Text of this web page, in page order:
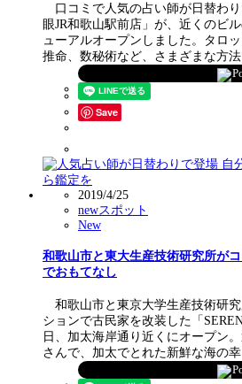
口コミで人気の占い師が日替わ
眼JR和歌山駅前店」が、近くのビ
ューアルオープンしました。タロ
推命、数秘術など、さまざまな方
Save
2019/4/25
newスポット
New
和歌山市と東大生産技術研究所が
でおもてなし
和歌山市と東京大学生産技術研
ションで古民家を改装した「
日、加太海岸通り近くにオープン
さんで、加太でとれた新鮮な海の